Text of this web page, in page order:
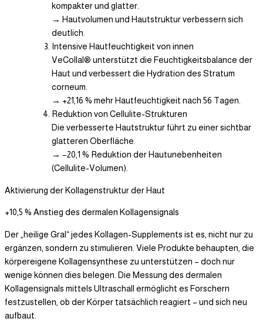
kompakter und glatter.
→ Hautvolumen und Hautstruktur verbessern sich
deutlich.
Intensive Hautfeuchtigkeit von innen
VeCollal® unterstützt die Feuchtigkeitsbalance der
Haut und verbessert die Hydration des Stratum
corneum.
→ +21,16 % mehr Hautfeuchtigkeit nach 56 Tagen.
Reduktion von Cellulite-Strukturen
Die verbesserte Hautstruktur führt zu einer sichtbar
glatteren Oberfläche.
→ −20,1 % Reduktion der Hautunebenheiten
(Cellulite-Volumen).
Aktivierung der Kollagenstruktur der Haut
+10,5 % Anstieg des dermalen Kollagensignals
Der „heilige Gral“ jedes Kollagen-Supplements ist es, nicht nur zu
ergänzen, sondern zu stimulieren. Viele Produkte behaupten, die
körpereigene Kollagensynthese zu unterstützen – doch nur
wenige können dies belegen. Die Messung des dermalen
Kollagensignals mittels Ultraschall ermöglicht es Forschern
festzustellen, ob der Körper tatsächlich reagiert – und sich neu
aufbaut.